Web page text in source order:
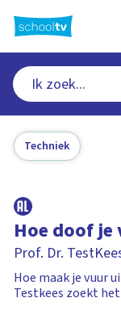
naar
hoofdinhoud
Techniek
Hoe doof
Prof. Dr.
Hoe maak je vuur
Testkees zoekt